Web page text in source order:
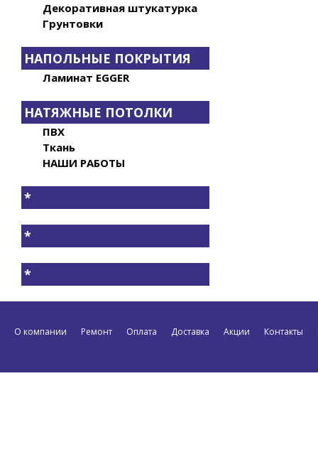
Декоративная штукатурка
Грунтовки
НАПОЛЬНЫЕ ПОКРЫТИЯ
Ламинат EGGER
НАТЯЖНЫЕ ПОТОЛКИ
ПВХ
Ткань
НАШИ РАБОТЫ
*
*
*
О компании Ремонт Оплата Доставка Акции Контакты